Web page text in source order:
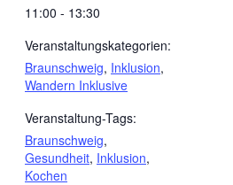
11:00 - 13:30
Veranstaltungskategorien:
Braunschweig, Inklusion,
Wandern Inklusive
Veranstaltung-Tags:
Braunschweig,
Gesundheit, Inklusion,
Kochen
diese
IBAN: DE90